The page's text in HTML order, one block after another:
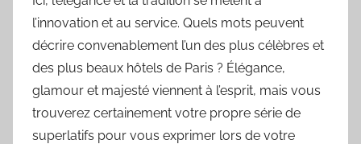
l’innovation et au service. Quels mots peuvent
décrire convenablement l’un des plus célèbres et
des plus beaux hôtels de Paris ? Élégance,
glamour et majesté viennent à l’esprit, mais vous
trouverez certainement votre propre série de
superlatifs pour vous exprimer lors de votre